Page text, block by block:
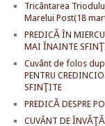
Tricântarea
Marelui Post(18
PREDICĂ ÎN
MAI ÎNAINTE
Cuvânt de folos
PENTRU
SFINŢITE
PREDICĂ DESPRE
CUVÂNT DE